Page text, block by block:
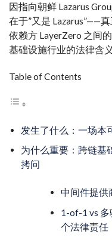
因指向朝鲜 Lazarus
在于”又是 Lazarus”——
依赖方 LayerZero 之间
基础设施行业的法律含义
Table of Contents
发生了什么：一场本
为什么重要：跨链基
拷问
中间件提供
1-of-1 vs 多
个法律责任